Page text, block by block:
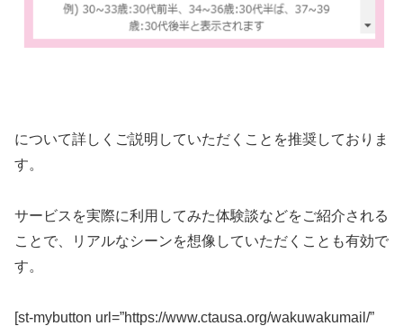
について詳しくご説明していただくことを推奨しておりま
す。
サービスを実際に利用してみた体験談などをご紹介される
ことで、リアルなシーンを想像していただくことも有効で
す。
[st-mybutton url=”https://www.ctausa.org/wakuwakumail/”